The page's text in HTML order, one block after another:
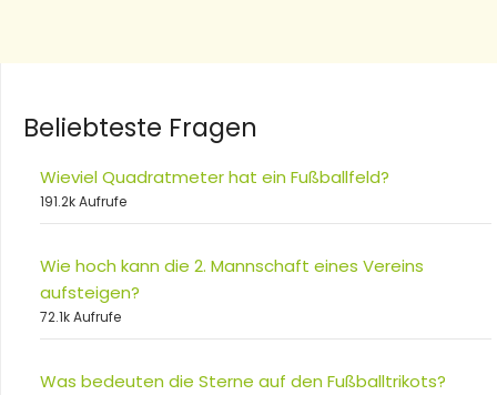
Beliebteste Fragen
Wieviel Quadratmeter hat ein Fußballfeld?
191.2k Aufrufe
Wie hoch kann die 2. Mannschaft eines Vereins
aufsteigen?
72.1k Aufrufe
Was bedeuten die Sterne auf den Fußballtrikots?